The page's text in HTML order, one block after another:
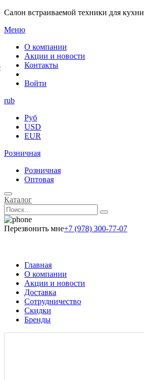
Салон встраиваемой техники для кухни
Меню
О компании
Акции и новости
Контакты
Войти
rub
Руб
USD
EUR
Розничная
Розничная
Оптовая
Каталог
Перезвонить мне+7 (978) 300-77-07
Главная
О компании
Акции и новости
Доставка
Сотрудничество
Скидки
Бренды